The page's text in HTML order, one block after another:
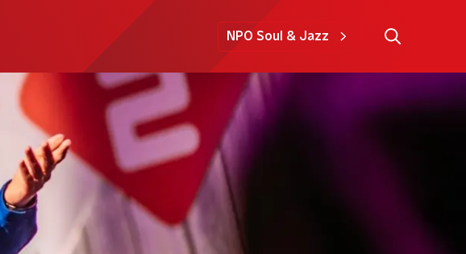
NPO Soul & Jazz